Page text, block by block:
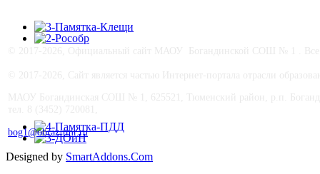
bog1@obraz-tmr.ru
Designed by SmartAddons.Com